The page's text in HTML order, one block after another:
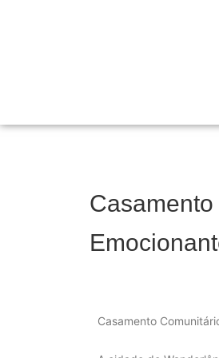
Casamento